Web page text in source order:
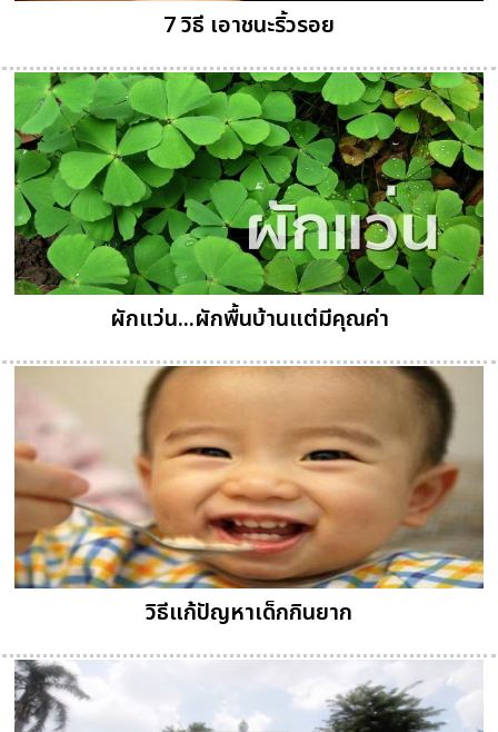
7 วิธี เอาชนะริ้วรอย
ผักแว่น...ผักพื้นบ้านแต่มีคุณค่า
วิธีแก้ปัญหาเด็กกินยาก